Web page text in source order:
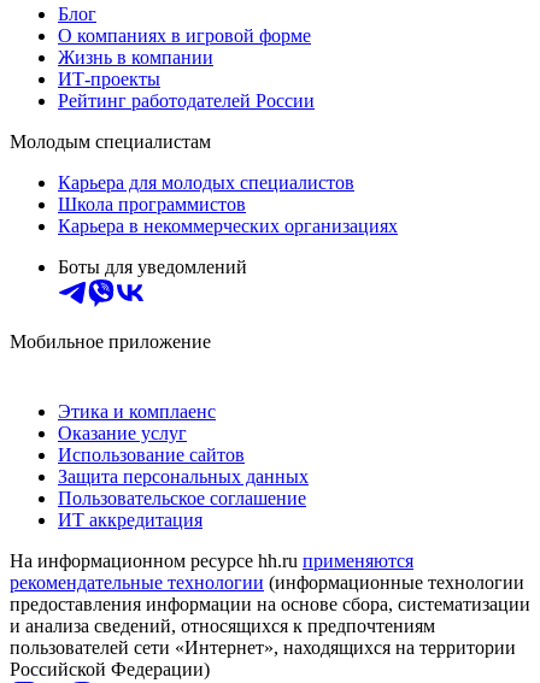
Блог
О компаниях в игровой форме
Жизнь в компании
ИТ-проекты
Рейтинг работодателей России
Молодым специалистам
Карьера для молодых специалистов
Школа программистов
Карьера в некоммерческих организациях
Боты для уведомлений
Мобильное приложение
Этика и комплаенс
Оказание услуг
Использование сайтов
Защита персональных данных
Пользовательское соглашение
ИТ аккредитация
На информационном ресурсе hh.ru применяются
рекомендательные технологии (информационные технологии
предоставления информации на основе сбора, систематизации
и анализа сведений, относящихся к предпочтениям
пользователей сети «Интернет», находящихся на территории
Российской Федерации)